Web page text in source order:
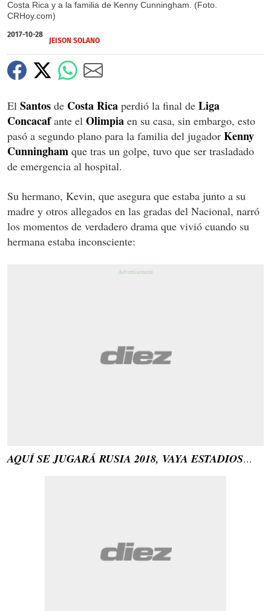
Costa Rica y a la familia de Kenny Cunningham. (Foto.
CRHoy.com)
2017-10-28
JEISON SOLANO
El Santos de Costa Rica perdió la final de Liga
Concacafante el Olimpia en su casa, sin embargo, esto
pasó a segundo plano para la familia del jugador Kenny
Cunningham que tras un golpe, tuvo que ser trasladado
de emergencia al hospital.
Su hermano, Kevin, que asegura que estaba junto a su
madre y otros allegados en las gradas del Nacional, narró
los momentos de verdadero drama que vivió cuando su
hermana estaba inconsciente:
AQUÍ SE JUGARÁ RUSIA 2018, VAYA ESTADIOS...